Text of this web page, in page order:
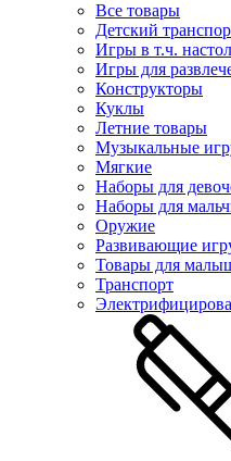
Все товары
Детский
Игры в т.ч.
Игры для
Конструкторы
Куклы
Летние товары
Музыкальные
Мягкие
Наборы для
Наборы для
Оружие
Развивающие
Товары для
Транспорт